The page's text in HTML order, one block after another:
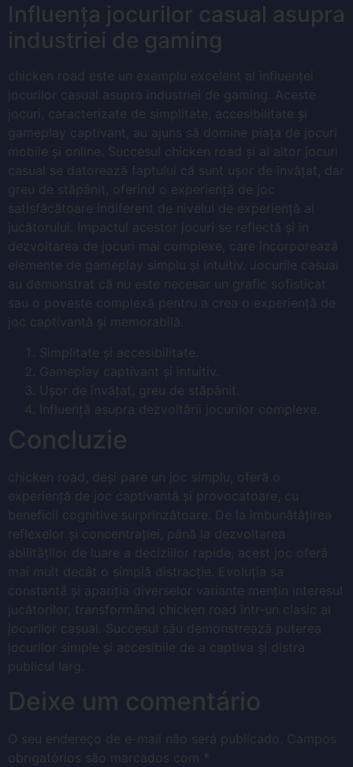
Influența jocurilor casual asupra
industriei de gaming
chicken road este un exemplu excelent al influenței
jocurilor casual asupra industriei de gaming. Aceste
jocuri, caracterizate de simplitate, accesibilitate și
gameplay captivant, au ajuns să domine piața de jocuri
mobile și online. Succesul chicken road și al altor jocuri
casual se datorează faptului că sunt ușor de învățat, dar
greu de stăpânit, oferind o experiență de joc
satisfăcătoare indiferent de nivelul de experiență al
jucătorului. Impactul acestor jocuri se reflectă și în
dezvoltarea de jocuri mai complexe, care încorporează
elemente de gameplay simplu și intuitiv. Jocurile casual
au demonstrat că nu este necesar un grafic sofisticat
sau o poveste complexă pentru a crea o experiență de
joc captivantă și memorabilă.
Simplitate și accesibilitate.
Gameplay captivant și intuitiv.
Ușor de învățat, greu de stăpânit.
Influență asupra dezvoltării jocurilor complexe.
Concluzie
chicken road, deși pare un joc simplu, oferă o
experiență de joc captivantă și provocatoare, cu
beneficii cognitive surprinzătoare. De la îmbunătățirea
reflexelor și concentrației, până la dezvoltarea
abilităților de luare a deciziilor rapide, acest joc oferă
mai mult decât o simplă distracție. Evoluția sa
constantă și apariția diverselor variante mențin interesul
jucătorilor, transformând chicken road într-un clasic al
jocurilor casual. Succesul său demonstrează puterea
jocurilor simple și accesibile de a captiva și distra
publicul larg.
Deixe um comentário
O seu endereço de e-mail não será publicado. Campos
obrigatórios são marcados com *